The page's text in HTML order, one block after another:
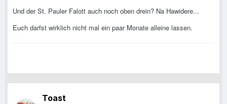
Und der St. Pauler Falott auch noch oben drein? Na Hawidere...
Euch darfst wirklich nicht mal ein paar Monate alleine lassen.
Toast